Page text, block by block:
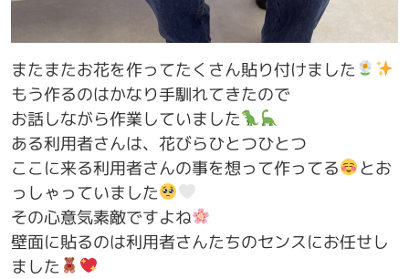
またまたお花を作ってたくさん貼り付けました
もう作るのはかなり手馴れてきたので
お話しながら作業していました
ある利用者さんは、花びらひとつひとつ
ここに来る利用者さんの事を想って作ってる
とお
っしゃっていました
その心意気素敵ですよね
壁面に貼るのは利用者さんたちのセンスにお任せし
ました